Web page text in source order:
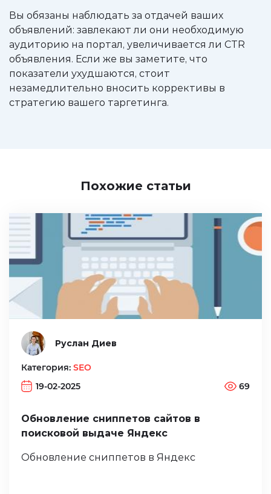
Вы обязаны наблюдать за отдачей ваших
объявлений: завлекают ли они необходимую
аудиторию на портал, увеличивается ли CTR
объявления. Если же вы заметите, что
показатели ухудшаются, стоит
незамедлительно вносить коррективы в
стратегию вашего таргетинга.
Похожие статьи
Руслан Диев
Категория: SEO
19-02-2025
69
Обновление сниппетов сайтов в
поисковой выдаче Яндекс
Обновление сниппетов в Яндекс